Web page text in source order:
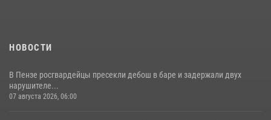
НОВОСТИ
В Пензе росгвардейцы пресекли дебош в баре и задержали двух
нарушителе...
07 августа 2026, 06:00